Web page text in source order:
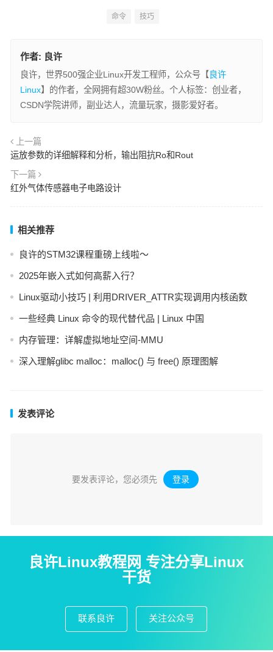
命令 技巧
作者: 良许
良许，世界500强企业Linux开发工程师，公众号【 良许
Linux】的作者，全网拥有超30W粉丝。个人标签：创业者，
CSDN学院讲师，副业达人，流量玩家，摄影爱好者。
上一篇
运放参数的详细解释和分析，输出阻抗Ro和Rout
下一篇
红外气体传感器电子电路设计
相关推荐
良许的STM32课程重磅上线啦～
2025年嵌入式如何高薪入行？
Linux驱动小技巧 | 利用DRIVER_ATTR实现调用内核函数
一些经典 Linux 命令的现代替代品 | Linux 中国
内存管理：详解虚拟地址空间-MMU
深入理解glibc malloc：malloc() 与 free() 原理图解
发表评论
要发表评论，您必须先 登录 。
良许Linux教程网 专注分享Linux
干货
联系良许 关注公众号